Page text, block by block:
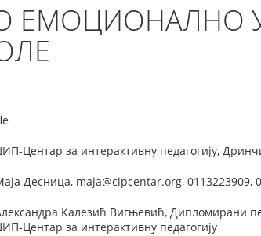
ЕМОЦИОНАЛНО
Центар за интерактивну педагогију,
Десница, maja@cipcentar.org, 0113223909,
Калезић Вигњевић, Дипломирани
Центар за интерактивну педагогију